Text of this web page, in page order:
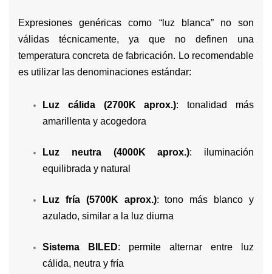
Expresiones genéricas como “luz blanca” no son
válidas técnicamente, ya que no definen una
temperatura concreta de fabricación. Lo recomendable
es utilizar las denominaciones estándar:
Luz cálida (2700K aprox.): tonalidad más
amarillenta y acogedora
Luz neutra (4000K aprox.): iluminación
equilibrada y natural
Luz fría (5700K aprox.): tono más blanco y
azulado, similar a la luz diurna
Sistema BILED: permite alternar entre luz
cálida, neutra y fría